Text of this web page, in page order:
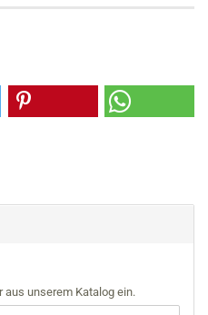
aus unserem Katalog ein.